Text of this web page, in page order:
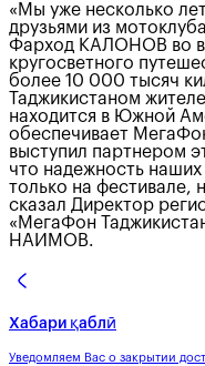
«Мы уже несколько
друзьями из
Фарход КАЛОНОВ во
кругосветного
более 10 000 тысяч
Таджикистаном
находится в Южной
обеспечивает
выступил партнером
что надежность
только на фестивале,
сказал Директор
«МегаФон
НАИМОВ.
Хабари қаблӣ
Уведомляем Вас о закрытии